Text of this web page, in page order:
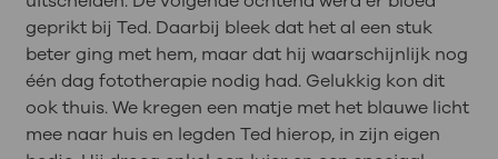
geprikt bij Ted. Daarbij bleek dat het al een stuk
beter ging met hem, maar dat hij waarschijnlijk nog
één dag fototherapie nodig had. Gelukkig kon dit
ook thuis. We kregen een matje met het blauwe licht
mee naar huis en legden Ted hierop, in zijn eigen